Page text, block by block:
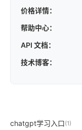
价格详情：
帮助中心：
API 文档：
技术博客：
chatgpt学习入口(1)